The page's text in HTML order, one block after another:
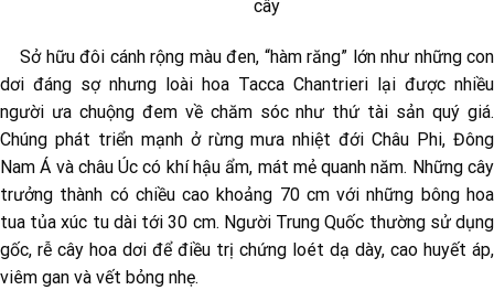
cây
Sở hữu đôi cánh rộng màu đen, “hàm răng” lớn như những con
dơi đáng sợ nhưng loài hoa Tacca Chantrieri lại được nhiều
người ưa chuộng đem về chăm sóc như thứ tài sản quý giá.
Chúng phát triển mạnh ở rừng mưa nhiệt đới Châu Phi, Đông
Nam Á và châu Úc có khí hậu ẩm, mát mẻ quanh năm. Những cây
trưởng thành có chiều cao khoảng 70 cm với những bông hoa
tua tủa xúc tu dài tới 30 cm. Người Trung Quốc thường sử dụng
gốc, rễ cây hoa dơi để điều trị chứng loét dạ dày, cao huyết áp,
viêm gan và vết bỏng nhẹ.